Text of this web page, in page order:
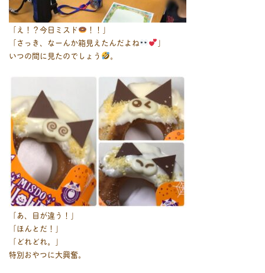
「え！？今日ミスド
！！」
「さっき、なーんか箱見えたんだよね
」
いつの間に見たのでしょう
。
「あ、目が違う！」
「ほんとだ！」
「どれどれ。」
特別おやつに大興奮。